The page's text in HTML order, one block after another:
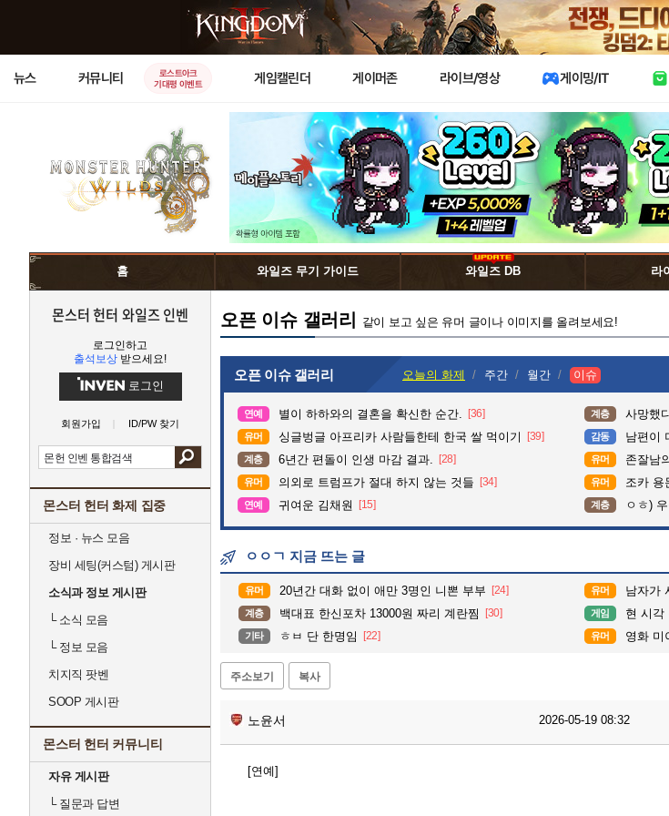
뉴스 커뮤니티
로스트아크
기대평 이벤트
게임캘린더 게이머존 라이브/영상 게이밍/IT
홈 와일즈 무기 가이드 와일즈 DB 라
몬스터 헌터 와일즈 인벤
로그인하고
출석보상 받으세요!
로그인
회원가입 ID/PW 찾기
몬스터 헌터 화제 집중
정보 · 뉴스 모음
장비 세팅(커스텀) 게시판
소식과 정보 게시판
└소식 모음
└정보 모음
치지직 팟벤
SOOP 게시판
몬스터 헌터 커뮤니티
자유 게시판
└질문과 답변
오픈 이슈 갤러리 같이 보고 싶은 유머 글이나 이미지를 올려보세요!
오픈 이슈 갤러리 오늘의 화제 주간 월간 이슈
연예 별이 하하와의 결혼을 확신한 순간. [36] 계층 사망했
유머 싱글벙글 아프리카 사람들한테 한국 쌀 먹이기 [39] 감동 남편이
계층 6년간 편돌이 인생 마감 결과. [28] 유머 존잘남
유머 의외로 트럼프가 절대 하지 않는 것들 [34] 유머 조카 용
연예 귀여운 김채원 [15] 계층 ㅇㅎ)
ㅇㅇㄱ 지금 뜨는 글
유머 20년간 대화 없이 애만 3명인 니뽄 부부 [24] 유머 남자가
계층 백대표 한신포차 13000원 짜리 계란찜 [30] 게임 현 시각
기타 ㅎㅂ 단 한명임 [22] 유머 영화 미
주소보기 복사
노윤서 2026-05-19 08:32
[연예]